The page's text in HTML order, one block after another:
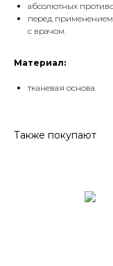
абсолютных
перед применением
с врачом.
Материал:
тканевая основа.
Также покупают